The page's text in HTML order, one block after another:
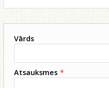
Vārds
Atsauksmes *